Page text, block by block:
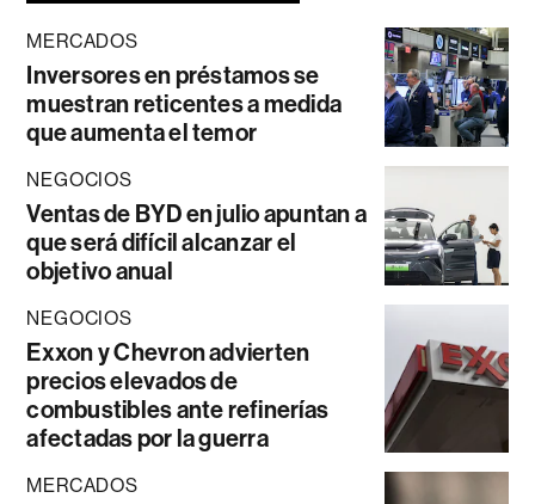
MERCADOS
Inversores en préstamos se
muestran reticentes a medida
que aumenta el temor
NEGOCIOS
Ventas de BYD en julio apuntan a
que será difícil alcanzar el
objetivo anual
NEGOCIOS
Exxon y Chevron advierten
precios elevados de
combustibles ante refinerías
afectadas por la guerra
MERCADOS